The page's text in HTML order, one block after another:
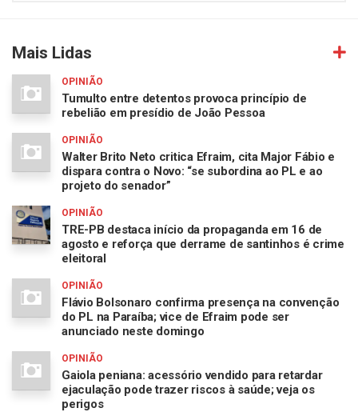
Mais Lidas
OPINIÃO
Tumulto entre detentos provoca princípio de
rebelião em presídio de João Pessoa
OPINIÃO
Walter Brito Neto critica Efraim, cita Major Fábio e
dispara contra o Novo: “se subordina ao PL e ao
projeto do senador”
OPINIÃO
TRE-PB destaca início da propaganda em 16 de
agosto e reforça que derrame de santinhos é crime
eleitoral
OPINIÃO
Flávio Bolsonaro confirma presença na convenção
do PL na Paraíba; vice de Efraim pode ser
anunciado neste domingo
OPINIÃO
Gaiola peniana: acessório vendido para retardar
ejaculação pode trazer riscos à saúde; veja os
perigos